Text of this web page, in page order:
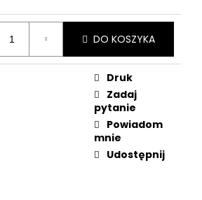
DO KOSZYKA
Druk
Zadaj
pytanie
Powiadom
mnie
Udostępnij